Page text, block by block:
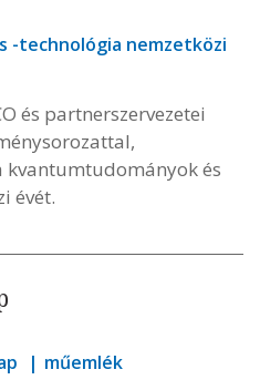
-technológia nemzetközi
és partnerszervezetei
és
évét.
műemlék